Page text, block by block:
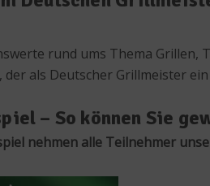
rund ums Thema Grillen,
der als Deutscher Grillmeister
– So können Sie
nehmen alle Teilnehmer